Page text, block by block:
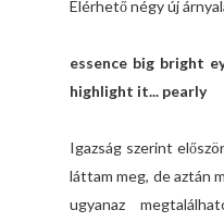
Elérhető négy új
essence big bright
highlight it... pearly
Igazság szerint
láttam meg, de aztán
ugyanaz